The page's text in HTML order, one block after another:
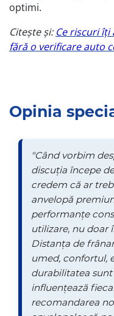
optimi.
Citește și: Ce riscuri îți
fără o verificare auto
Opinia
"Când vorbim
discuția începe
credem că ar
anvelopă
performanțe
utilizare, nu doar
Distanța de
umed, confortul,
durabilitatea
influențează
recomandarea